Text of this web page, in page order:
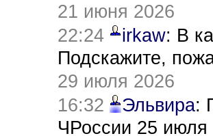
21 июня 2026
22:24
irkaw: В
Подскажите,
29 июля 2026
16:32
Эльвира:
ЧРоссии 25 июля